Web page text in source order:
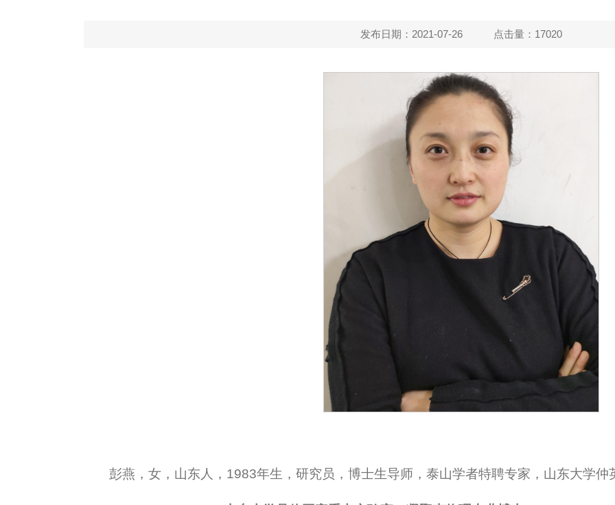
发布日期：2021-07-26 点击量： 17020
彭燕，女，山东人，1983年生，研究员，博士生导师，泰山学者特聘专家，山东大学仲